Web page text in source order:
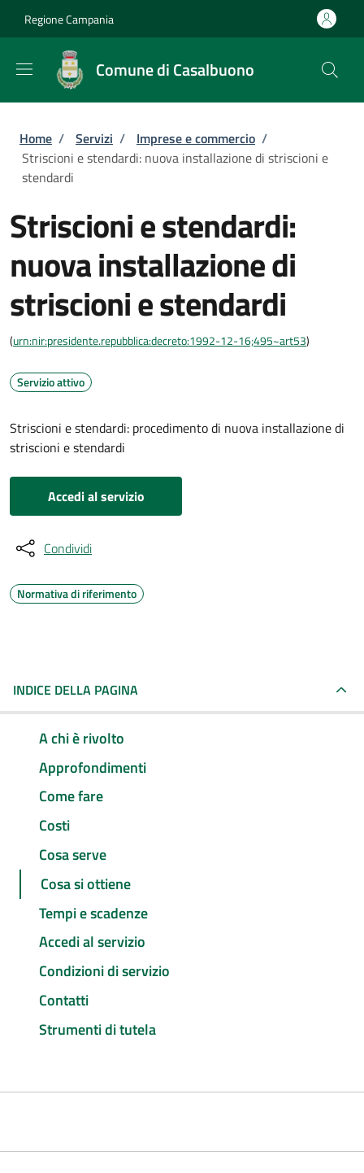
Regione Campania
Comune di Casalbuono
Briciole di pane
Home / Servizi / Imprese e commercio /
Striscioni e stendardi: nuova installazione di striscioni e
stendardi
Striscioni e stendardi:
nuova installazione di
striscioni e stendardi
(urn:nir:presidente.repubblica:decreto:1992-12-16;495~art53)
Servizio attivo
Striscioni e stendardi: procedimento di nuova installazione di
striscioni e stendardi
Accedi al servizio
Condividi
Normativa di riferimento
INDICE DELLA PAGINA
A chi è rivolto
Approfondimenti
Come fare
Costi
Cosa serve
Cosa si ottiene
Tempi e scadenze
Accedi al servizio
Condizioni di servizio
Contatti
Strumenti di tutela